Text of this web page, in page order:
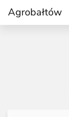
Agrobałtów